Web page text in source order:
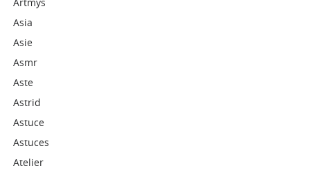
Asia
Asie
Asmr
Aste
Astrid
Astuce
Astuces
Atelier